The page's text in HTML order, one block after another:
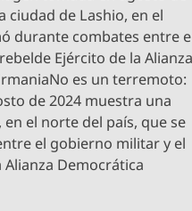
ciudad de Lashio, en el
durante combates entre
Ejército de la
es un terremoto:
de 2024 muestra una
el norte del país, que se
el gobierno militar y el
Democrática